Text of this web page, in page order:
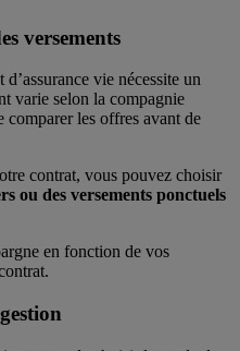
versements
vie nécessite un
varie selon la compagnie
comparer les offres avant de
contrat, vous pouvez choisir
ou des versements ponctuels
en fonction de vos